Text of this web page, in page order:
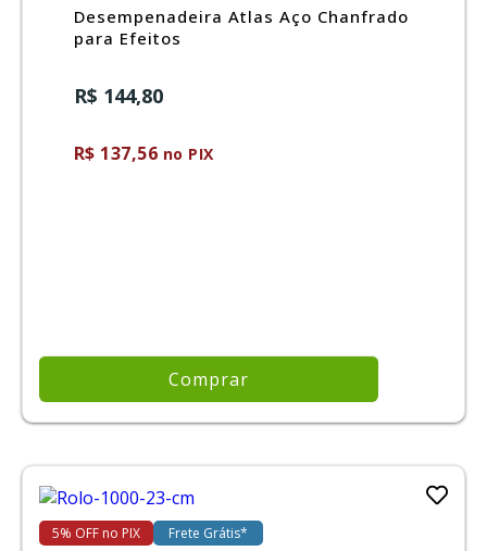
PROMOÇÃO
Desempenadeira Atlas Aço Chanfrado
para Efeitos
R$ 144,80
R$ 137,56 no PIX
Comprar
5% OFF no PIX Frete Grátis*